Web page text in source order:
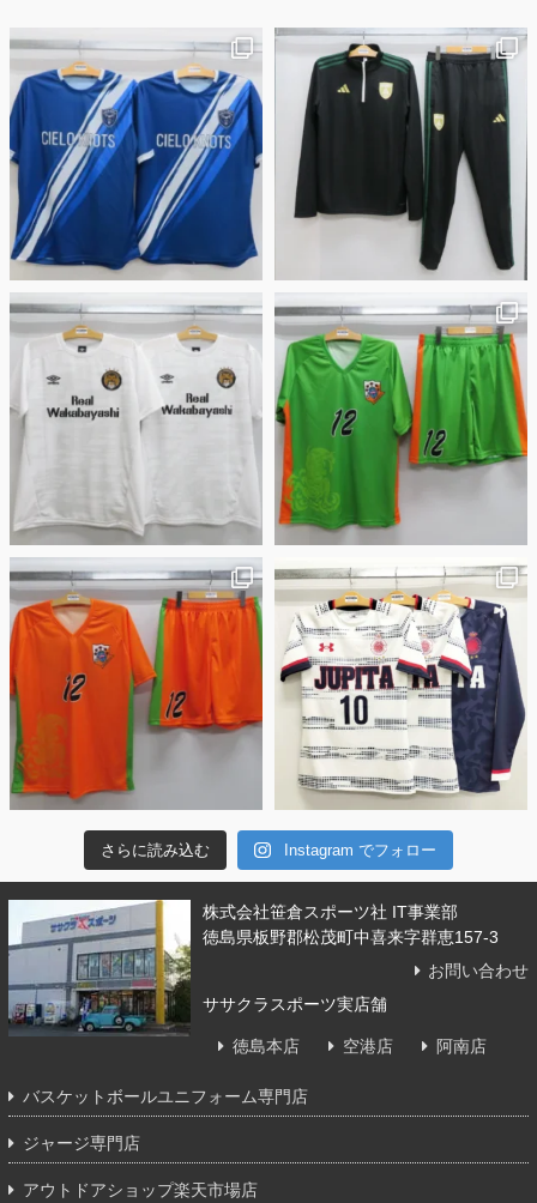
応援ユニフォーム、約53％が「会場に一体感があってよい」と回答。チ
ームへの愛情が伝わる応援スタイルとは？
さらに読み込む Instagram でフォロー
株式会社笹倉スポーツ社 IT事業部
徳島県板野郡松茂町中喜来字群恵157-3
お問い合わせ
ササクラスポーツ実店舗
徳島本店 空港店 阿南店
バスケットボールユニフォーム専門店
ジャージ専門店
アウトドアショップ楽天市場店